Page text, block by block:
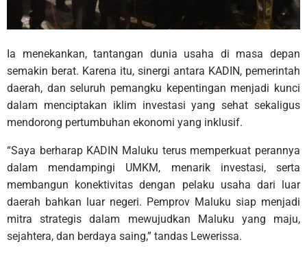
Ia menekankan, tantangan dunia usaha di masa depan
semakin berat. Karena itu, sinergi antara KADIN, pemerintah
daerah, dan seluruh pemangku kepentingan menjadi kunci
dalam menciptakan iklim investasi yang sehat sekaligus
mendorong pertumbuhan ekonomi yang inklusif.
“Saya berharap KADIN Maluku terus memperkuat perannya
dalam mendampingi UMKM, menarik investasi, serta
membangun konektivitas dengan pelaku usaha dari luar
daerah bahkan luar negeri. Pemprov Maluku siap menjadi
mitra strategis dalam mewujudkan Maluku yang maju,
sejahtera, dan berdaya saing,” tandas Lewerissa.